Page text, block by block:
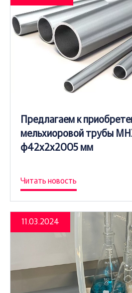
Предлагаем к
мельхиоровой трубы
ф42х2х2005 мм
Читать новость
11.03.2024